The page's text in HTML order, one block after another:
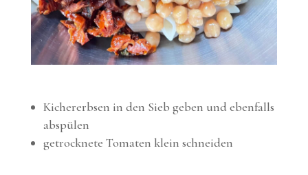
Kichererbsen in den Sieb geben und ebenfalls
abspülen
getrocknete Tomaten klein schneiden